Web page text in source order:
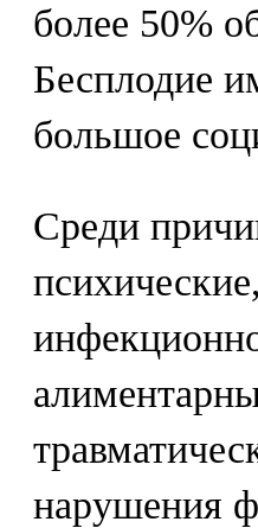
более 50%
Бесплодие
большое
Среди
нарушения